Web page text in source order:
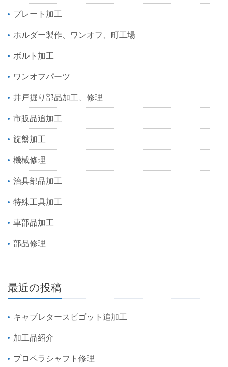
プレート加工
ホルダー製作、ワンオフ、町工場
ボルト加工
ワンオフパーツ
井戸掘り部品加工、修理
市販品追加工
旋盤加工
機械修理
治具部品加工
特殊工具加工
車部品加工
部品修理
最近の投稿
キャブレタースピゴット追加工
加工品紹介
プロペラシャフト修理